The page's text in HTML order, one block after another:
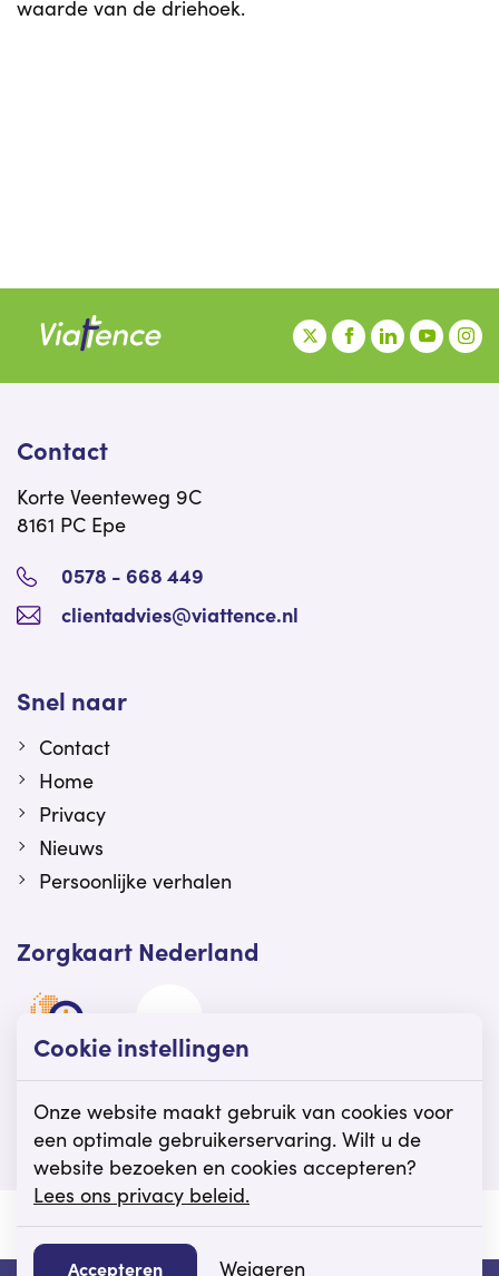
waarde van de driehoek.
Contact
Korte Veenteweg 9C
8161 PC Epe
0578 - 668 449
clientadvies@viattence.nl
Snel naar
Contact
Home
Privacy
Nieuws
Persoonlijke verhalen
Zorgkaart Nederland
Viattence is gewaardeerd op Zorgkaart
Nederland.
© Viattence Privacy Disclaimer Cookie instellingen
Cookie instellingen
Onze website maakt gebruik van cookies voor
een optimale gebruikerservaring. Wilt u de
website bezoeken en cookies accepteren?
Lees ons privacy beleid.
Accepteren Weigeren